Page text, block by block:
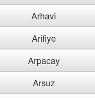
Arhavi
Arifiye
Arpacay
Arsuz